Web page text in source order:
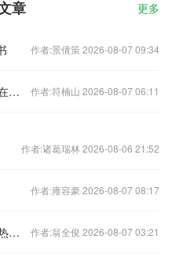
章 更多
作者:景倩策 2026-08-07 09:34
华夏银行天津分行行长坠楼身亡，在任刚满三年 作者:符楠山 2026-08-07 06:11
作者:诸葛瑞林 2026-08-06 21:52
作者:雍容豪 2026-08-07 08:17
更关注性价比！寒假研学价格上涨热度下降 作者:翁全俊 2026-08-07 03:21